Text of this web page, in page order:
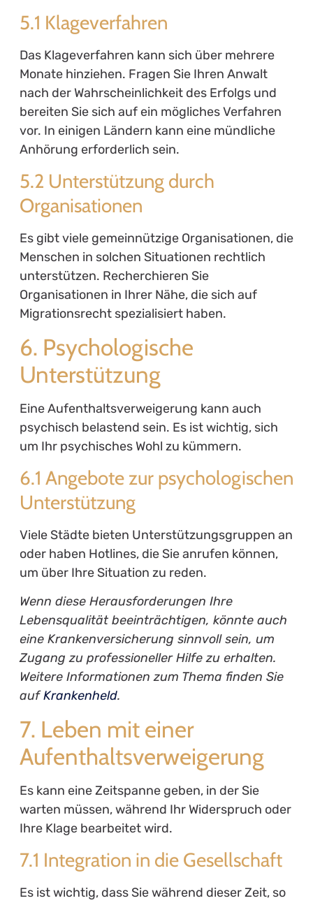
5.1 Klageverfahren
Das Klageverfahren kann sich über mehrere
Monate hinziehen. Fragen Sie Ihren Anwalt
nach der Wahrscheinlichkeit des Erfolgs und
bereiten Sie sich auf ein mögliches Verfahren
vor. In einigen Ländern kann eine mündliche
Anhörung erforderlich sein.
5.2 Unterstützung durch
Organisationen
Es gibt viele gemeinnützige Organisationen, die
Menschen in solchen Situationen rechtlich
unterstützen. Recherchieren Sie
Organisationen in Ihrer Nähe, die sich auf
Migrationsrecht spezialisiert haben.
6. Psychologische
Unterstützung
Eine Aufenthaltsverweigerung kann auch
psychisch belastend sein. Es ist wichtig, sich
um Ihr psychisches Wohl zu kümmern.
6.1 Angebote zur psychologischen
Unterstützung
Viele Städte bieten Unterstützungsgruppen an
oder haben Hotlines, die Sie anrufen können,
um über Ihre Situation zu reden.
Wenn diese Herausforderungen Ihre
Lebensqualität beeinträchtigen, könnte auch
eine Krankenversicherung sinnvoll sein, um
Zugang zu professioneller Hilfe zu erhalten.
Weitere Informationen zum Thema finden Sie
aufKrankenheld.
7. Leben mit einer
Aufenthaltsverweigerung
Es kann eine Zeitspanne geben, in der Sie
warten müssen, während Ihr Widerspruch oder
Ihre Klage bearbeitet wird.
7.1 Integration in die Gesellschaft
Es ist wichtig, dass Sie während dieser Zeit, so